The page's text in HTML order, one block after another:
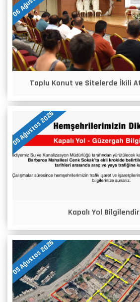
Toplu Konut ve Sitelerde İkili
05 Ağustos 2026
Kapalı Yol
05 Ağustos 2026